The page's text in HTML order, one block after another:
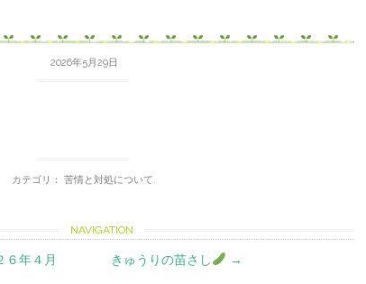
2026年5月29日
カテゴリ： 苦情と対処について
NAVIGATION
６年４月 きゅうりの苗さし →